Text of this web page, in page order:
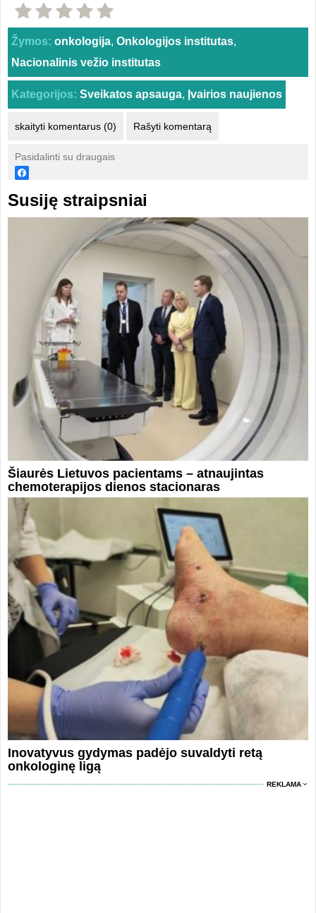
Žymos: onkologija, Onkologijos institutas,
Nacionalinis vežio institutas
Kategorijos: Sveikatos apsauga, Įvairios naujienos
skaityti komentarus (0) Rašyti komentarą
Pasidalinti su draugais
Susiję straipsniai
Šiaurės Lietuvos pacientams – atnaujintas
chemoterapijos dienos stacionaras
Inovatyvus gydymas padėjo suvaldyti retą
onkologinę ligą
REKLAMA